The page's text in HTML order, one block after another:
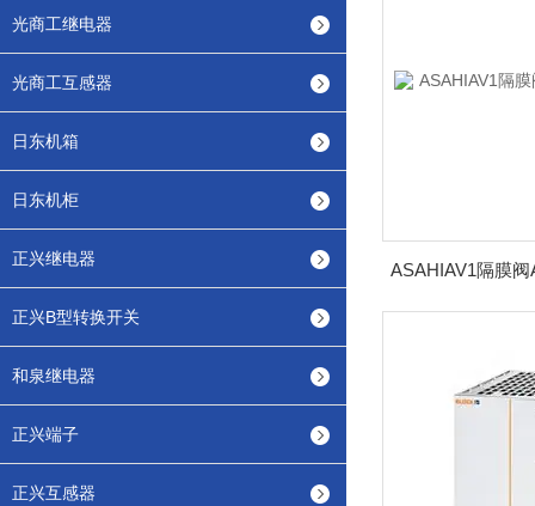
光商工继电器
光商工互感器
日东机箱
日东机柜
正兴继电器
正兴B型转换开关
和泉继电器
正兴端子
正兴互感器
ASAHIAV1隔膜